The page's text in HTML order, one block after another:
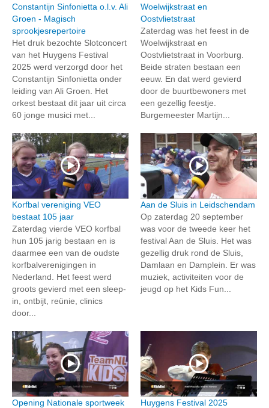
Constantijn Sinfonietta o.l.v. Ali
Groen - Magisch
sprookjesrepertoire
Het druk bezochte Slotconcert
van het Huygens Festival
2025 werd verzorgd door het
Constantijn Sinfonietta onder
leiding van Ali Groen. Het
orkest bestaat dit jaar uit circa
60 jonge musici met...
Woelwijkstraat en
Oostvlietstraat
Zaterdag was het feest in de
Woelwijkstraat en
Oostvlietstraat in Voorburg.
Beide straten bestaan een
eeuw. En dat werd gevierd
door de buurtbewoners met
een gezellig feestje.
Burgemeester Martijn...
Korfbal vereniging VEO
bestaat 105 jaar
Zaterdag vierde VEO korfbal
hun 105 jarig bestaan en is
daarmee een van de oudste
korfbalverenigingen in
Nederland. Het feest werd
groots gevierd met een sleep-
in, ontbijt, reünie, clinics
door...
Aan de Sluis in Leidschendam
Op zaterdag 20 september
was voor de tweede keer het
festival Aan de Sluis. Het was
gezellig druk rond de Sluis,
Damlaan en Damplein. Er was
muziek, activiteiten voor de
jeugd op het Kids Fun...
Opening Nationale sportweek
Huygens Festival 2025